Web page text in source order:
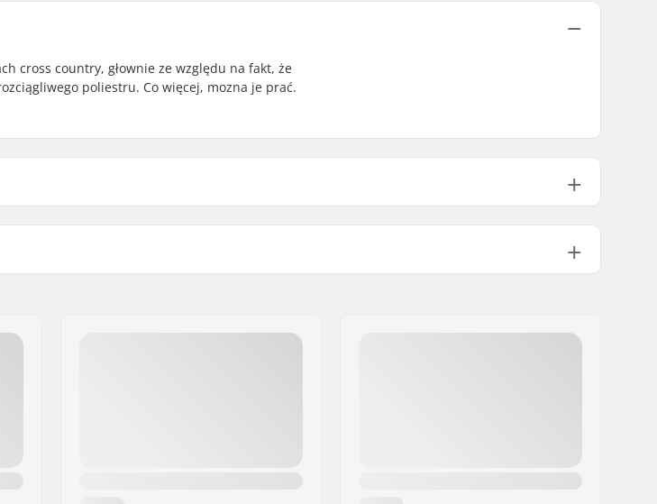
cross country, głownie ze względu na fakt, że
poliestru. Co więcej, mozna je prać.
Membrana:
Gore-tex
Płeć:
Damski